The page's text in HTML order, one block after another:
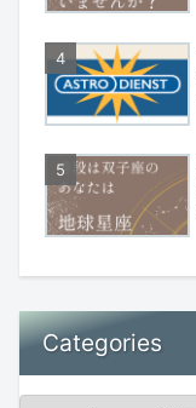
Categories